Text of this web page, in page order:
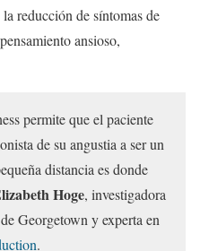
reducción de síntomas de
ansioso,
permite que el paciente
de su angustia a ser un
distancia es donde
Hoge, investigadora
Georgetown y experta en
.